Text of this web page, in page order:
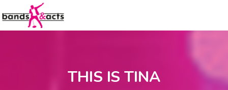
THIS IS TINA